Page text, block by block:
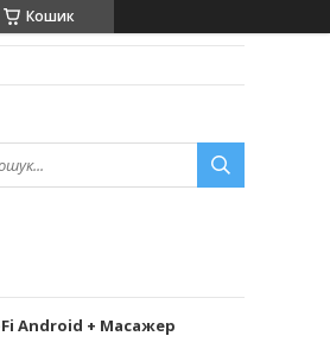
Кошик
Fi Android + Масажер